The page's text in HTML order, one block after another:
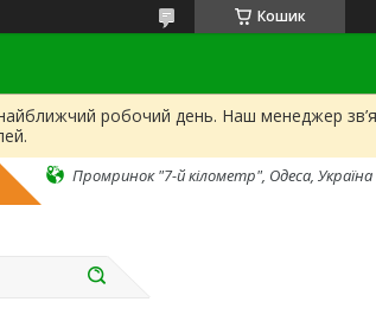
Кошик
робочий день. Наш менеджер
Промринок "7-й кілометр", Одеса, Україна